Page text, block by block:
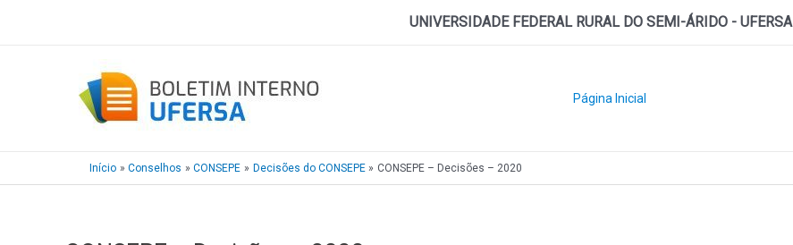
UNIVERSIDADE FEDERAL RURAL DO SEMI-ÁRIDO - UFERSA
Página Inicial
Início Conselhos CONSEPE Decisões do CONSEPE CONSEPE – Decisões – 2020